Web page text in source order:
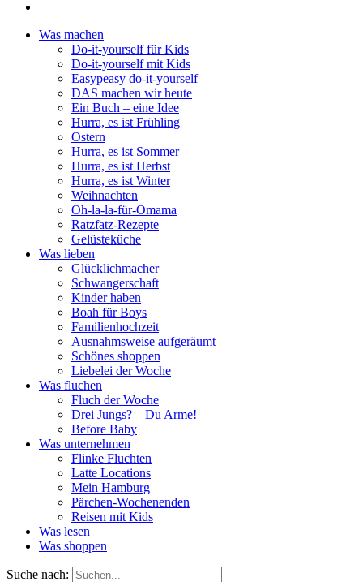
Was machen
Do-it-yourself für Kids
Do-it-yourself mit Kids
Easypeasy do-it-yourself
DAS machen wir heute
Ein Buch – eine Idee
Hurra, es ist Frühling
Ostern
Hurra, es ist Sommer
Hurra, es ist Herbst
Hurra, es ist Winter
Weihnachten
Oh-la-la-für-Omama
Ratzfatz-Rezepte
Gelüsteküche
Was lieben
Glücklichmacher
Schwangerschaft
Kinder haben
Boah für Boys
Familienhochzeit
Ausnahmsweise aufgeräumt
Schönes shoppen
Liebelei der Woche
Was fluchen
Fluch der Woche
Drei Jungs? – Du Arme!
Before Baby
Was unternehmen
Flinke Fluchten
Latte Locations
Mein Hamburg
Pärchen-Wochenenden
Reisen mit Kids
Was lesen
Was shoppen
Suche nach: